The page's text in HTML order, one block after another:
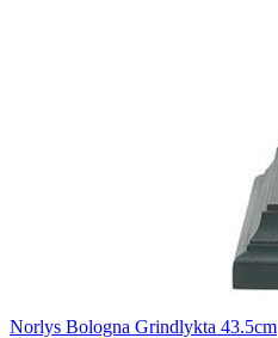
Norlys Bologna Grindlykta 43.5cm